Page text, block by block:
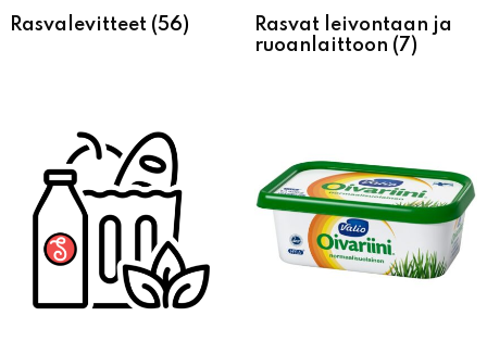
Rasvalevitteet (56)
Rasvat leivontaan ja
ruoanlaittoon (7)